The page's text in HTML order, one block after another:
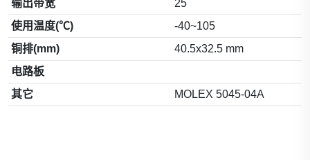
输出带宽
25
使用温度(℃)
-40~105
铜排(mm)
40.5x32.5 mm
电路板
其它
MOLEX 5045-04A